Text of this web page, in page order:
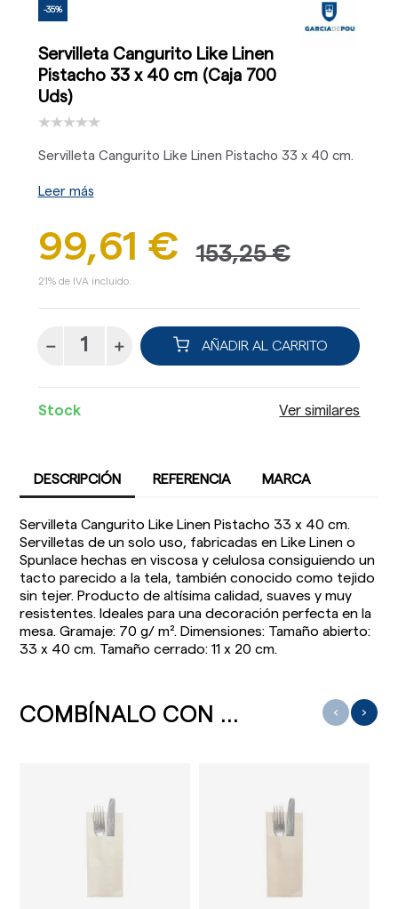
-35%
Servilleta Cangurito Like Linen
Pistacho 33 x 40 cm (Caja 700
Uds)
Servilleta Cangurito Like Linen Pistacho 33 x 40 cm.
Leer más
99,61 € 153,25 €
21% de IVA incluido.
AÑADIR AL CARRITO
Stock Ver similares
DESCRIPCIÓN REFERENCIA MARCA
Servilleta Cangurito Like Linen Pistacho 33 x 40 cm.
Servilletas de un solo uso, fabricadas en Like Linen o
Spunlace hechas en viscosa y celulosa consiguiendo un
tacto parecido a la tela, también conocido como tejido
sin tejer. Producto de altísima calidad, suaves y muy
resistentes. Ideales para una decoración perfecta en la
mesa. Gramaje: 70 g/ m². Dimensiones: Tamaño abierto:
33 x 40 cm. Tamaño cerrado: 11 x 20 cm.
COMBÍNALO CON ... ‹ ›